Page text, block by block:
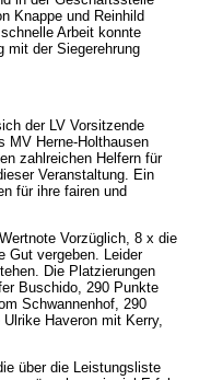
Knappe und Reinhild
Arbeit konnte
mit der Siegerehrung
der LV Vorsitzende
MV Herne-Holthausen
zahlreichen Helfern für
Veranstaltung. Ein
für ihre fairen und
Vorzüglich, 8 x die
Gut vergeben. Leider
Die Platzierungen
Buschido, 290 Punkte
Schwannenhof, 290
Haveron mit Kerry,
über die Leistungsliste